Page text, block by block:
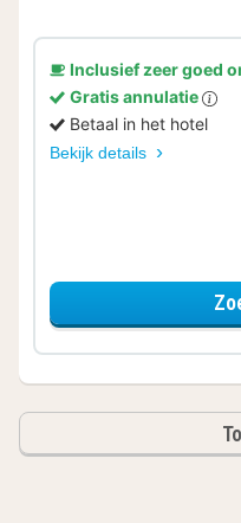
Inclusief zeer goed
Gratis annulatie
Betaal in het hotel
Bekijk details